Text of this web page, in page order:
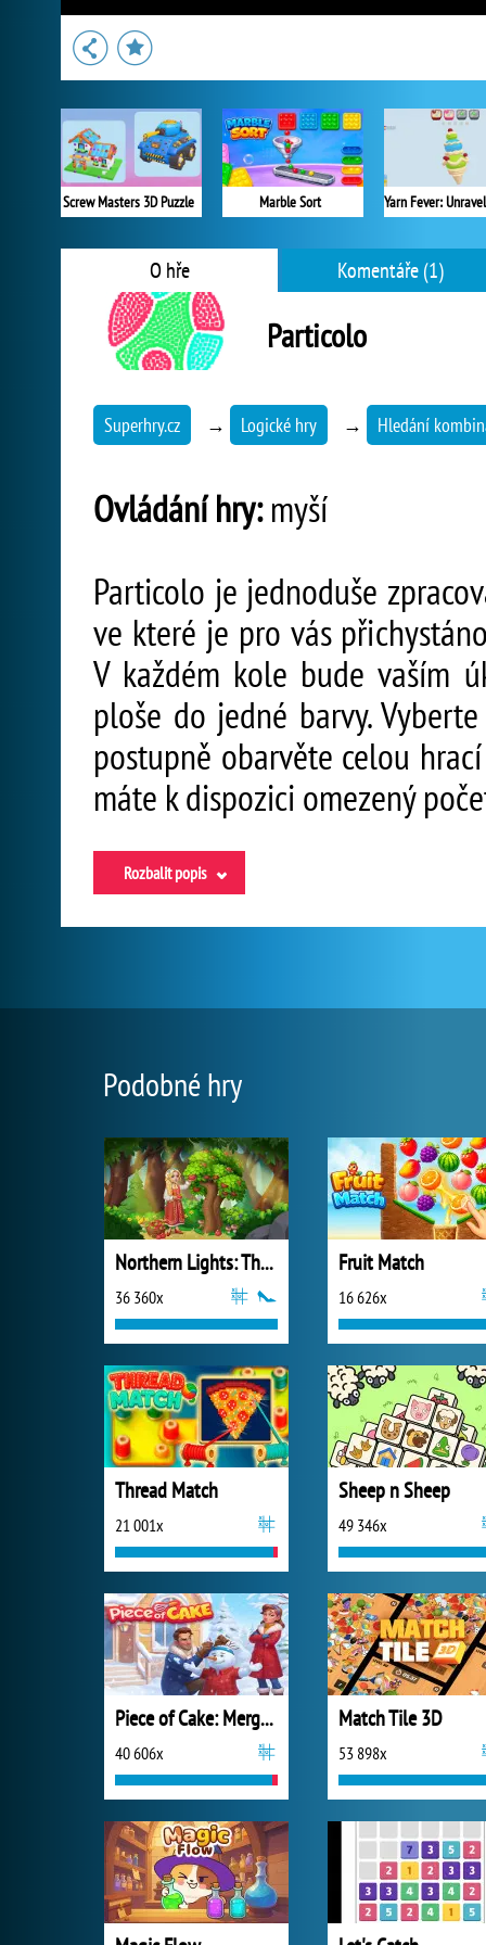
Screw Masters 3D Puzzle Marble Sort
O hře Komentáře (1)
Particolo
Superhry.cz → Logické hry → Hledání
Ovládání hry:myší
Particolo je jednoduše
ve které je pro vás
V každém kole bude vaším
ploše do jedné barvy.
postupně obarvěte celou
máte k dispozici omezený
Rozbalit popis
Podobné hry
Northern Lights: The Secret of the Forest
36 360x
Fruit Match
16 626x
Thread Match
21 001x
Sheep n Sheep
49 346x
Piece of Cake: Merge and Bake
40 606x
Match Tile 3D
53 898x